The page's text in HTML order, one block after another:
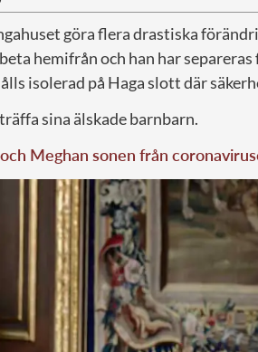
göra flera drastiska
hemifrån och han har
isolerad på Haga slott där
sina älskade barnbarn.
Meghan sonen från